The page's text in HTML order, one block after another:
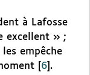
à Lafosse
excellent » ;
empêche
6 .